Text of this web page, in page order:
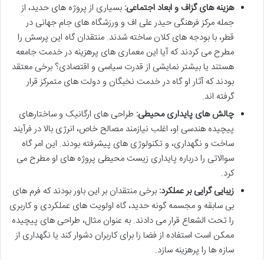
هزینه های گزاف و ابعاد اجتماعی: بسیاری از پروژه های حدید، از
جمله مرکز فرهنگی حیدر علی اف و ورزشگاه های جام جهانی در
قطر، با بودجه های کلان ساخته شدند. منتقدان گاه این پرسش را
مطرح می کردند که آیا این معماری های پرهزینه در خدمت جامعه
هستند یا بیشتر نمایشی از قدرت سیاسی و اقتصادی؟ برخی معتقد
بودند که آثار او گاه در خدمت نخبگان و دولت های متمرکز قرار
گرفته اند.
چالش های پایداری محیطی: طراحی های ارگانیک و ساختارهای
پیچیده هندسی او، اغلب نیازمند مصالح خاص، انرژی بالا در فرآیند
ساخت و نگهداری، و تکنولوژی های پیشرفته بودند. این امر گاه
سوالاتی را درباره پایداری زیست محیطی پروژه های او مطرح می
کرد.
زیبایی گرایی بر عملکرد: برخی منتقدان بر این باور بودند که فرم های
بی سابقه و مجسمه گونه حدید، گاه اولویت های عملکردی و کاربری
را تحت الشعاع قرار می دادند. به عنوان مثال، طراحی های پیچیده
ممکن است استفاده از فضا را برای کاربران دشوار کند یا نگهداری از
سازه ها را پرهزینه سازد.